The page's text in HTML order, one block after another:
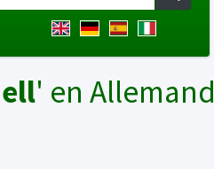
' en Allemand